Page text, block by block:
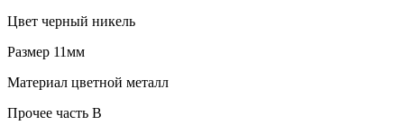
Цвет черный никель
Размер 11мм
Материал цветной металл
Прочее часть В